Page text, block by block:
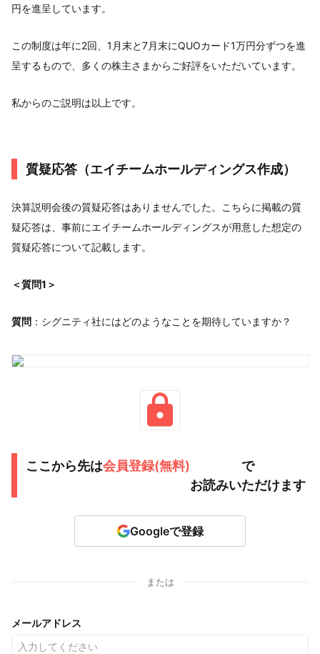
円を進呈しています。
この制度は年に2回、1月末と7月末にQUOカード1万円分ずつを進
呈するもので、多くの株主さまからご好評をいただいています。
私からのご説明は以上です。
質疑応答（エイチームホールディングス作成）
決算説明会後の質疑応答はありませんでした。こちらに掲載の質
疑応答は、事前にエイチームホールディングスが用意した想定の
質疑応答について記載します。
＜質問1＞
質問 ：シグニティ社にはどのようなことを期待していますか？
ここから先は会員登録(無料)
で
お読みいただけます
Googleで登録
または
メールアドレス